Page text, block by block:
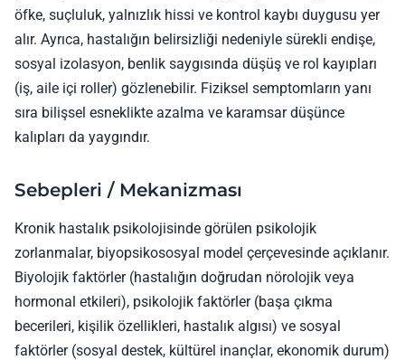
öfke, suçluluk, yalnızlık hissi ve kontrol kaybı duygusu yer
alır. Ayrıca, hastalığın belirsizliği nedeniyle sürekli endişe,
sosyal izolasyon, benlik saygısında düşüş ve rol kayıpları
(iş, aile içi roller) gözlenebilir. Fiziksel semptomların yanı
sıra bilişsel esneklikte azalma ve karamsar düşünce
kalıpları da yaygındır.
Sebepleri / Mekanizması
Kronik hastalık psikolojisinde görülen psikolojik
zorlanmalar, biyopsikososyal model çerçevesinde açıklanır.
Biyolojik faktörler (hastalığın doğrudan nörolojik veya
hormonal etkileri), psikolojik faktörler (başa çıkma
becerileri, kişilik özellikleri, hastalık algısı) ve sosyal
faktörler (sosyal destek, kültürel inançlar, ekonomik durum)